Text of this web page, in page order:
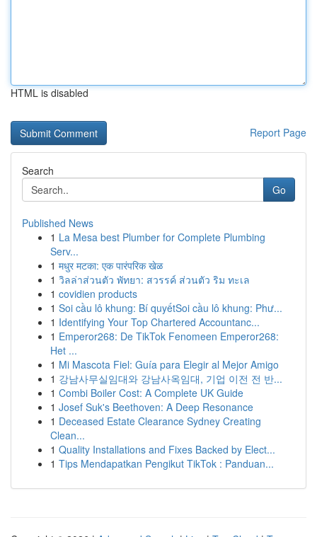
HTML is disabled
Report Page
Search
Go
Published News
1 La Mesa best Plumber for Complete Plumbing
Serv...
1 मधुर मटका: एक पारंपरिक खेळ
1 วิลล่าส่วนตัว พัทยา: สวรรค์ ส่วนตัว ริม ทะเล
1 covidien products
1 Soi cầu lô khung: Bí quyếtSoi cầu lô khung: Phư...
1 Identifying Your Top Chartered Accountanc...
1 Emperor268: De TikTok Fenomeen Emperor268:
Het ...
1 Mi Mascota Fiel: Guía para Elegir al Mejor Amigo
1 강남사무실임대와 강남사옥임대, 기업 이전 전 반...
1 Combi Boiler Cost: A Complete UK Guide
1 Josef Suk's Beethoven: A Deep Resonance
1 Deceased Estate Clearance Sydney Creating
Clean...
1 Quality Installations and Fixes Backed by Elect...
1 Tips Mendapatkan Pengikut TikTok : Panduan...